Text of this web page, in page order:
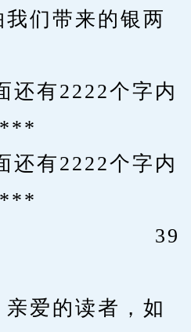
们带来的银两
2222个字内
2222个字内
爱的读者，如